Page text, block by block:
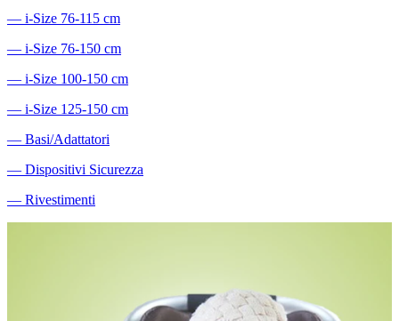
― i-Size 76-115 cm
― i-Size 76-150 cm
― i-Size 100-150 cm
― i-Size 125-150 cm
― Basi/Adattatori
― Dispositivi Sicurezza
― Rivestimenti